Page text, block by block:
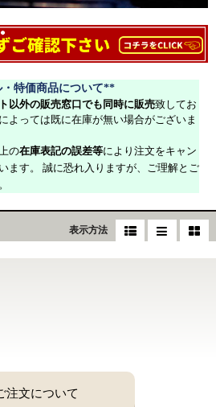
特価商品について**
以外の販売窓口でも同時に販売致してお
よっては既に在庫が無い場合がございま
の在庫表記の誤差等により注文をキャン
ます。 誠に恐れ入りますが、ご理解とご
表示方法
注文について